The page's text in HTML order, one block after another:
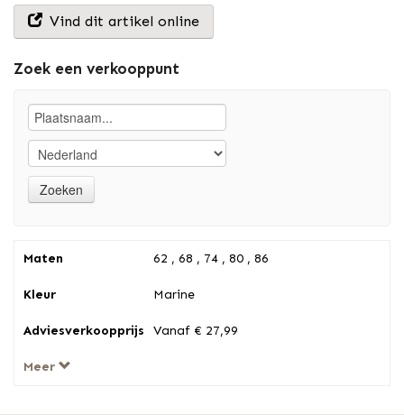
Vind dit artikel online
Zoek een verkooppunt
Maten 62 , 68 , 74 , 80 , 86
Kleur Marine
Adviesverkoopprijs Vanaf € 27,99
Meer